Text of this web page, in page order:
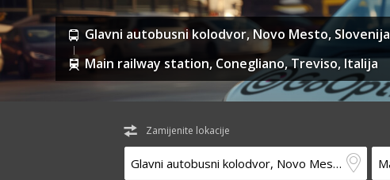
Glavni autobusni kolodvor, Novo Mesto, Slovenija
Main railway station, Conegliano, Treviso, Italija
Zamijenite lokacije